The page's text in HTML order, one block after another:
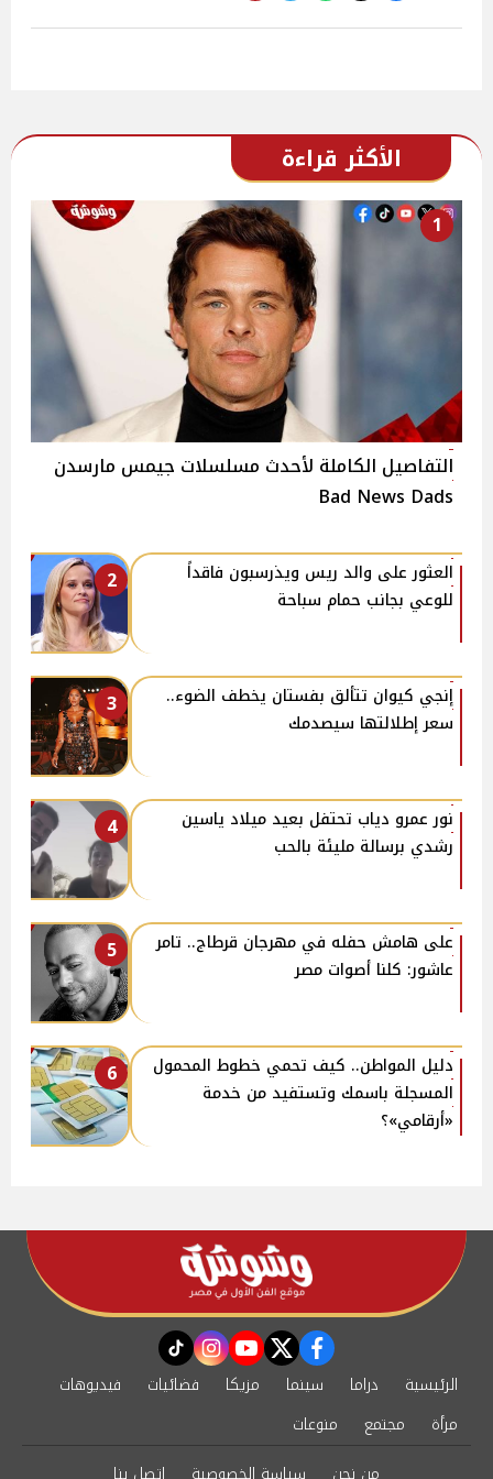
الأكثر قراءة
1
التفاصيل الكاملة لأحدث مسلسلات جيمس مارسدن
Bad News Dads
2
العثور على والد ريس ويذرسبون فاقداً
للوعي بجانب حمام سباحة
3
إنجي كيوان تتألق بفستان يخطف الضوء..
سعر إطلالتها سيصدمك
4
نور عمرو دياب تحتفل بعيد ميلاد ياسين
رشدي برسالة مليئة بالحب
5
على هامش حفله في مهرجان قرطاج.. تامر
عاشور: كلنا أصوات مصر
6
دليل المواطن.. كيف تحمي خطوط المحمول
المسجلة باسمك وتستفيد من خدمة
«أرقامي»؟
facebook
twitter
youtube
instagram
tiktok
الرئيسية دراما سينما مزيكا فضائيات
فيديوهات
مرأة
مجتمع
منوعات